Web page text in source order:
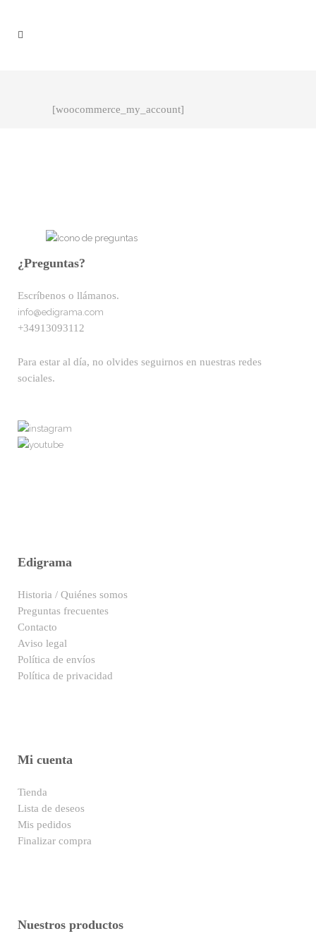
[woocommerce_my_account]
¿Preguntas?
Escríbenos o llámanos.
info@edigrama.com
+34913093112
Para estar al día, no olvides seguirnos en nuestras redes
sociales.
Edigrama
Historia / Quiénes somos
Preguntas frecuentes
Contacto
Aviso legal
Política de envíos
Política de privacidad
Mi cuenta
Tienda
Lista de deseos
Mis pedidos
Finalizar compra
Nuestros productos